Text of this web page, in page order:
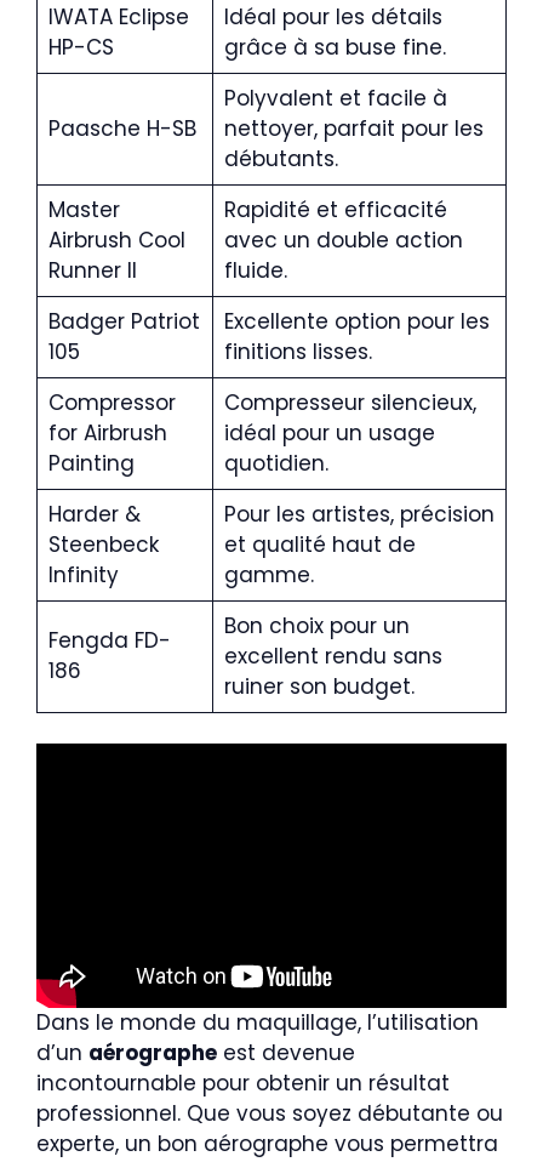
IWATA Eclipse
HP-CS
Idéal pour les détails
grâce à sa buse fine.
Paasche H-SB
Polyvalent et facile à
nettoyer, parfait pour les
débutants.
Master
Airbrush Cool
Runner II
Rapidité et efficacité
avec un double action
fluide.
Badger Patriot
105
Excellente option pour les
finitions lisses.
Compressor
for Airbrush
Painting
Compresseur silencieux,
idéal pour un usage
quotidien.
Harder &
Steenbeck
Infinity
Pour les artistes, précision
et qualité haut de
gamme.
Fengda FD-
186
Bon choix pour un
excellent rendu sans
ruiner son budget.
Dans le monde du maquillage, l’utilisation
d’un aérographe est devenue
incontournable pour obtenir un résultat
professionnel. Que vous soyez débutante ou
experte, un bon aérographe vous permettra